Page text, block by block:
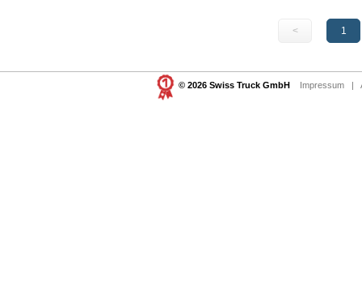
< 1
© 2026 Swiss Truck GmbH Impressum |